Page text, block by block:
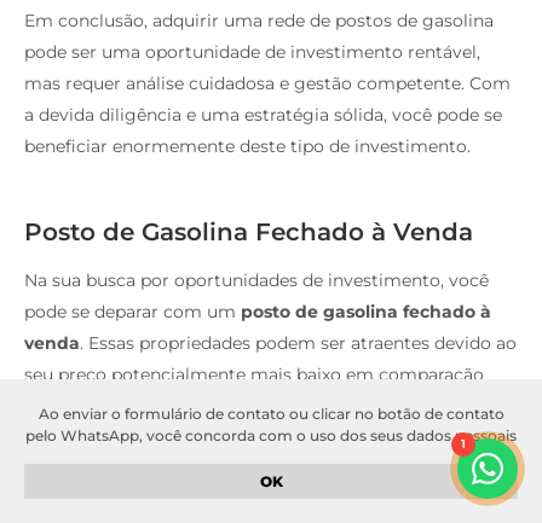
Em conclusão, adquirir uma rede de postos de gasolina
pode ser uma oportunidade de investimento rentável,
mas requer análise cuidadosa e gestão competente. Com
a devida diligência e uma estratégia sólida, você pode se
beneficiar enormemente deste tipo de investimento.
Posto de Gasolina Fechado à Venda
Na sua busca por oportunidades de investimento, você
pode se deparar com um posto de gasolina fechado à
venda. Essas propriedades podem ser atraentes devido ao
seu preço potencialmente mais baixo em comparação
com os postos de gasolina em funcionamento. No
entanto, existem considerações importantes a serem
feitas antes de investir.
Em primeiro lugar, é crucial entender a razão pela qual o
1
Ao enviar o formulário de contato ou clicar no botão de contato
pelo WhatsApp, você concorda com o uso dos seus dados pessoais
para fins de comunicação e atendimento. Seus dados serão
tratados de acordo com a nossapolítica de privacidade
. Garantimos
que suas informações serão mantidas em sigilo e não serão
OK